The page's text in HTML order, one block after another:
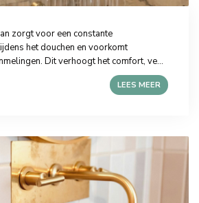
zorgt voor een constante
het douchen en voorkomt
Dit verhoogt het comfort, ve...
LEES MEER